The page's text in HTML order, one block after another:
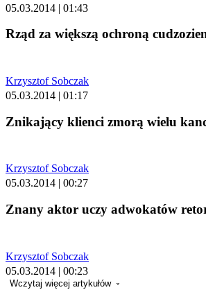
05.03.2014 | 01:43
Rząd za większą ochroną
Krzysztof Sobczak
05.03.2014 | 01:17
Znikający klienci zmorą wielu
Krzysztof Sobczak
05.03.2014 | 00:27
Znany aktor uczy adwokatów
Krzysztof Sobczak
05.03.2014 | 00:23
Wczytaj więcej artykułów